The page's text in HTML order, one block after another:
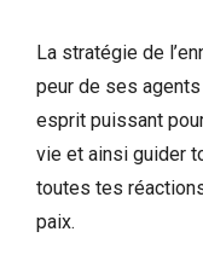
La stratégie de
peur de ses
esprit puissant
vie et ainsi guider
toutes tes
paix.